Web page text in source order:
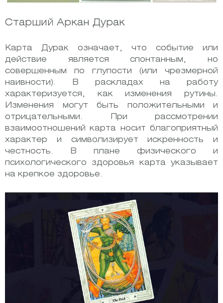
Старший Аркан Дурак
Карта Дурак означает, что событие или
действие является спонтанным, но
совершенным по глупости (или чрезмерной
наивности). В раскладах на работу
характеризуется, как изменения рутины.
Изменения могут быть положительными и
отрицательными. При рассмотрении
взаимоотношений карта носит благоприятный
характер и символизирует искренность и
честность. В плане физического и
психологического здоровья карта указывает
на крепкое здоровье.